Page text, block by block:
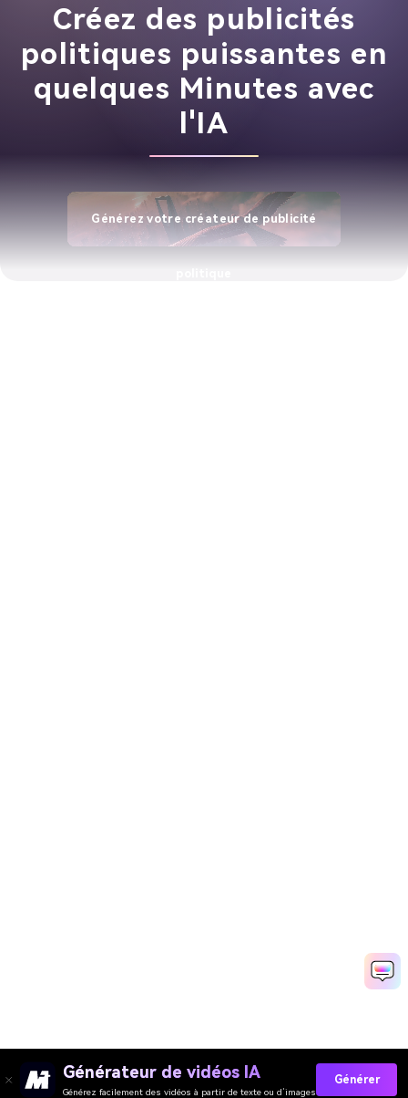
Créez des publicités
politiques puissantes en
quelques Minutes avec
l'IA
Générez votre créateur de publicité
Générateur de vidéos IA
Générez facilement des vidéos à partir de texte ou d’images
Générer